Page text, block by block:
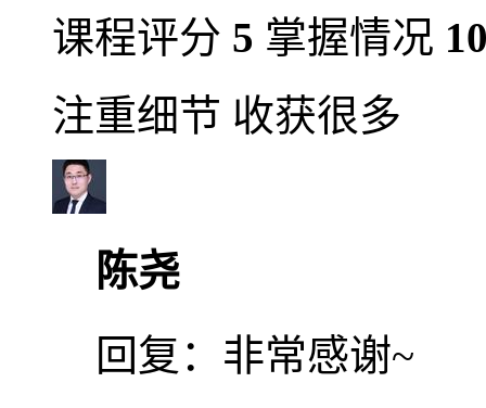
课程评分 5 掌握情况
注重细节 收获很多
陈尧
回复： 非常感谢~